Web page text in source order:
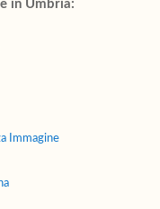
in Umbria:
Immagine